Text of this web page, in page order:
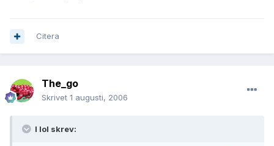
Citera
The_go
Skrivet 1 augusti, 2006
I lol skrev: